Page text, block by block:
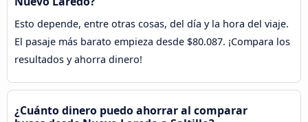
Esto depende, entre otras cosas, del día y la hora del viaje.
El pasaje más barato empieza desde $80.087. ¡Compara los
resultados y ahorra dinero!
¿Cuánto dinero puedo ahorrar al comparar